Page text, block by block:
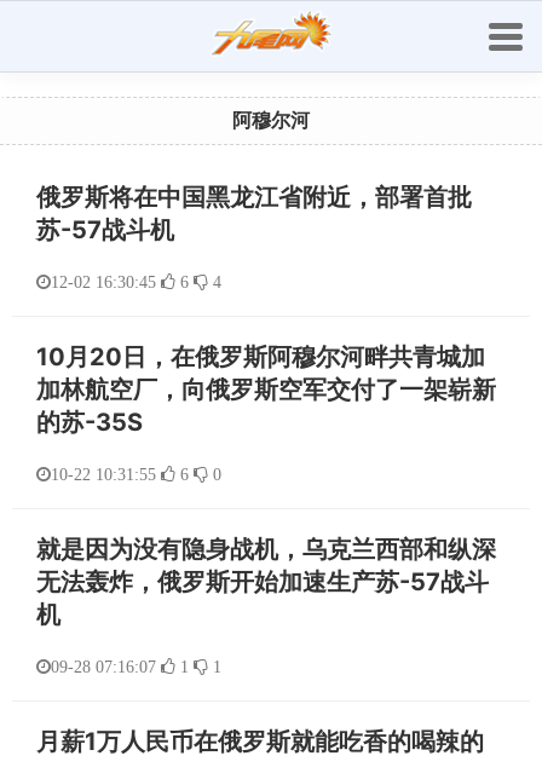
阿穆尔河
俄罗斯将在中国黑龙江省附近，部署首批
苏-57战斗机
12-02 16:30:45 6 4
10月20日，在俄罗斯阿穆尔河畔共青城加
加林航空厂，向俄罗斯空军交付了一架崭新
的苏-35S
10-22 10:31:55 6 0
就是因为没有隐身战机，乌克兰西部和纵深
无法轰炸，俄罗斯开始加速生产苏-57战斗
机
09-28 07:16:07 1 1
月薪1万人民币在俄罗斯就能吃香的喝辣的